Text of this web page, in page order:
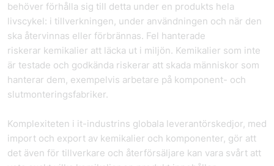
behöver förhålla sig till detta under en produkts hela
livscykel: i tillverkningen, under användningen och när den
ska återvinnas eller förbrännas. Fel hanterade
riskerar kemikalier att läcka ut i miljön. Kemikalier som inte
är testade och godkända riskerar att skada människor som
hanterar dem, exempelvis arbetare på komponent- och
slutmonteringsfabriker.
Komplexiteten i it-industrins globala leverantörskedjor, med
import och export av kemikalier och komponenter, gör att
det även för tillverkare och återförsäljare kan vara svårt att